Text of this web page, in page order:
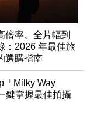
倍率、全片幅到
：2026 年最佳旅
選購指南
「Milky Way
鍵掌握最佳拍攝